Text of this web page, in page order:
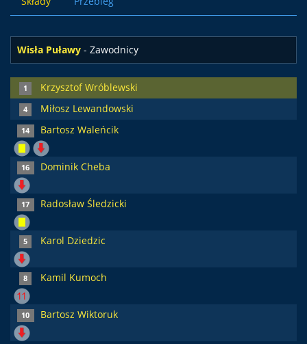
Wisła Puławy - Zawodnicy
1 Krzysztof Wróblewski
4 Miłosz Lewandowski
14 Bartosz Waleńcik
16 Dominik Cheba
17 Radosław Śledzicki
5 Karol Dziedzic
8 Kamil Kumoch
10 Bartosz Wiktoruk